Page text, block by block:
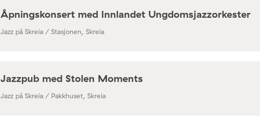
Åpningskonsert med Innlandet Ungdomsjazzorkester
Jazz på Skreia / Stasjonen, Skreia
Jazzpub med Stolen Moments
Jazz på Skreia / Pakkhuset, Skreia